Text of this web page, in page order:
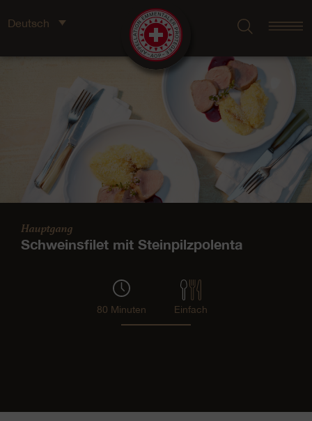
Deutsch
Hauptgang
Schweinsfilet mit Steinpilzpolenta
80 Minuten Einfach